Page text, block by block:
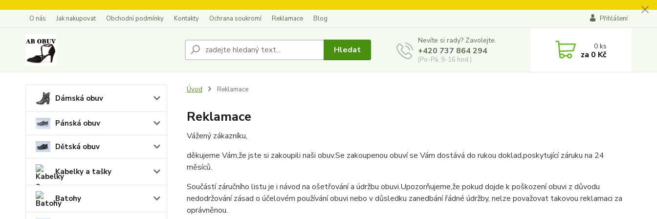
O nás Jak nakupovat Obchodní podmínky Kontakty Ochrana soukromí Reklamace Blog Přihlášení
Hledat
Nevíte si rady? Zavolejte.
+420 737 864 294
(Po-Pá, 9-16 hod.)
0ks
za 0 Kč
Dámská obuv
Pánská obuv
Dětská obuv
Kabelky a tašky
Batohy
Úvod Reklamace
Reklamace
Vážený zákazníku,
děkujeme Vám,že jste si zakoupili naši obuv.Se zakoupenou obuví se Vám dostává do rukou doklad,poskytující záruku na 24
měsíců.
Součástí záručního listu je i návod na ošetřování a údržbu obuvi.Upozorňujeme,že pokud dojde k poškození obuvi z důvodu
nedodržování zásad o účelovém používání obuvi nebo v důsledku zanedbání řádné údržby, nelze považovat takovou reklamaci za
oprávněnou.